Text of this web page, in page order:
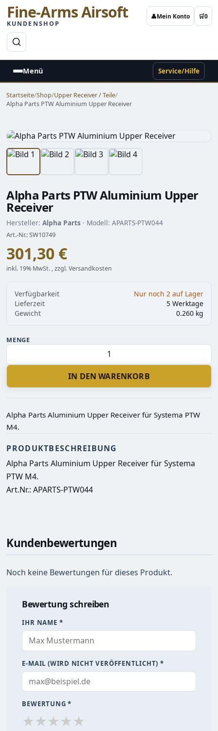
Fine-Arms Airsoft
KUNDENSHOP
👤Mein Konto 🛒0
Menü Service/Hilfe
Startseite/Shop/Upper Receiver / Teile/
Alpha Parts PTW Aluminium Upper Receiver
Alpha Parts PTW Aluminium Upper
Receiver
Hersteller:Alpha Parts · Modell: APARTS-PTW044
Art.-Nr.: SW10749
301,30 €
inkl. 19% MwSt. , zzgl. Versandkosten
Verfügbarkeit
Nur noch 2 auf Lager
Lieferzeit
5 Werktage
Gewicht
0.260 kg
MENGE
IN DEN WARENKORB
Alpha Parts Aluminium Upper Receiver für Systema PTW
M4.
PRODUKTBESCHREIBUNG
Alpha Parts Aluminium Upper Receiver für Systema
PTW M4.
Art.Nr.: APARTS-PTW044
Kundenbewertungen
Noch keine Bewertungen für dieses Produkt.
Bewertung schreiben
IHR NAME *
E-MAIL (WIRD NICHT VERÖFFENTLICHT) *
BEWERTUNG *
★★★★★